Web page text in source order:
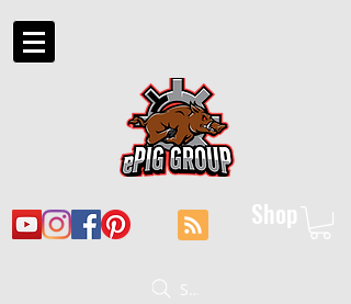
Shop
Suche